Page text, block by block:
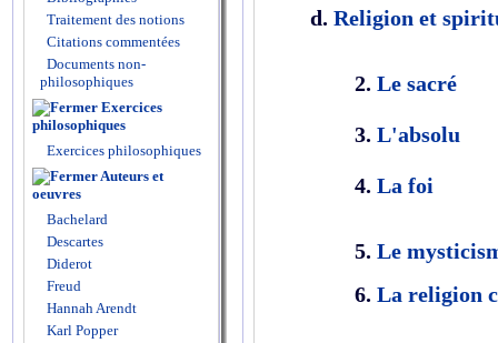
Traitement des notions
Citations commentées
Documents non-
philosophiques
Exercices
philosophiques
Exercices philosophiques
Auteurs et
oeuvres
Bachelard
Descartes
Diderot
Freud
Hannah Arendt
Karl Popper
d. Religion et
2. Le sacré
3. L'absolu
4. La foi
5. Le
6. La religion